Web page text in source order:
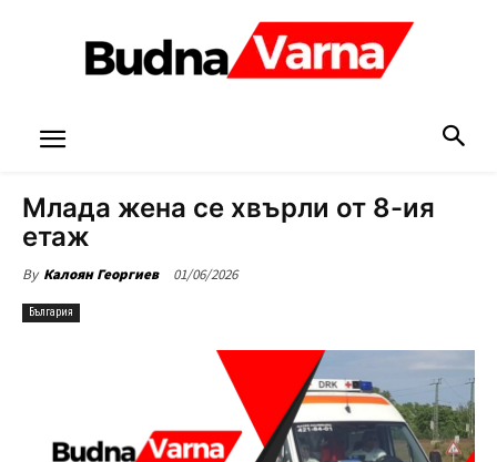
Млада жена се хвърли от 8-ия
етаж
By Калоян Георгиев 01/06/2026
България